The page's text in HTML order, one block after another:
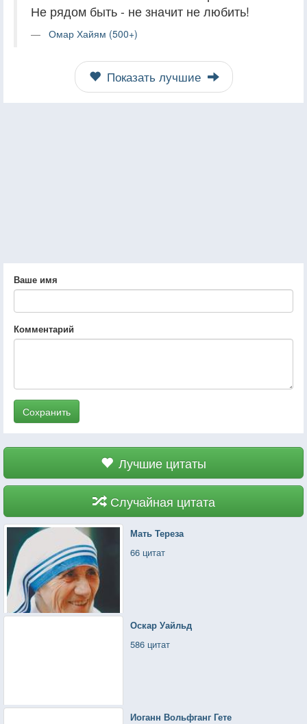
Не рядом быть - не значит не любить!
Омар Хайям (500+)
Показать лучшие
Ваше имя
Комментарий
Сохранить
Лучшие цитаты
Случайная цитата
Мать Тереза
66 цитат
Оскар Уайльд
586 цитат
Иоганн Вольфганг Гете